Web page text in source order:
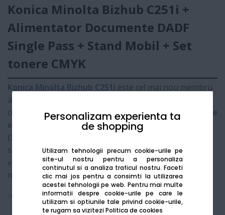
Personalizam experienta ta
de shopping
Utilizam tehnologii precum cookie-urile pe
site-ul nostru pentru a personaliza
continutul si a analiza traficul nostru. Faceti
clic mai jos pentru a consimti la utilizarea
acestei tehnologii pe web. Pentru mai multe
informatii despre cookie-urile pe care le
utilizam si optiunile tale privind cookie-urile,
te rugam sa viziteziPolitica de cookies
Konica Minolta Bizhub C251i +
Alimentator Documente DADF
Single Pass + Stand Mobil + Set
tonere CMYK
Konica Minolta Bizhub C251i este cel mai nou membru
al familiei i-Series, oferind o experiență de lucru
conectată și securizată. Această configurație de top este
echipată cu
Alimentatorul de Documente Dual Scan
(Single Pass)
simultan, eliminând uzura mecanică și maximizând
viteza de digitalizare. Ideal pentru birourile care
migrează către fluxuri de lucru 100% digitale.
Vezi mai mult